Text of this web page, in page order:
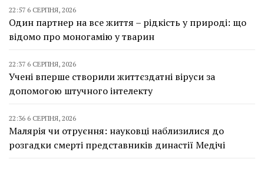
22:57 6 СЕРПНЯ, 2026
Один партнер на все життя – рідкість у природі: що
відомо про моногамію у тварин
22:37 6 СЕРПНЯ, 2026
Учені вперше створили життєздатні віруси за
допомогою штучного інтелекту
22:36 6 СЕРПНЯ, 2026
Малярія чи отруєння: науковці наблизилися до
розгадки смерті представників династії Медічі